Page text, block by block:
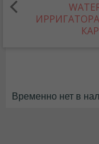
Временно нет в